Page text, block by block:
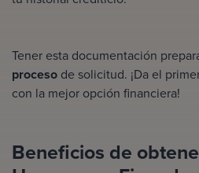
Tener esta documentación
proceso de solicitud. ¡Da el
con la mejor opción financiera!
Beneficios de